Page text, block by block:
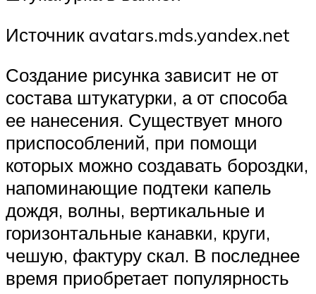
Источник avatars.mds.yandex.net
Создание рисунка зависит не от
состава штукатурки, а от способа
ее нанесения. Существует много
приспособлений, при помощи
которых можно создавать бороздки,
напоминающие подтеки капель
дождя, волны, вертикальные и
горизонтальные канавки, круги,
чешую, фактуру скал. В последнее
время приобретает популярность